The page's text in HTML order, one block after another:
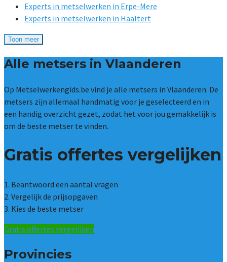
Experts in metselwerken in Erpe-Mere
Experts in metselwerken in Haaltert
Toon meer
Alle metsers in Vlaanderen
Op Metselwerkengids.be vind je alle metsers in Vlaanderen. De
metsers zijn allemaal handmatig voor je geselecteerd en in
een handig overzicht gezet, zodat het voor jou gemakkelijk is
om de beste metser te vinden.
Gratis offertes vergelijken
1. Beantwoord een aantal vragen
2. Vergelijk de prijsopgaven
3. Kies de beste metser
Gratis offertes vergelijken
Provincies